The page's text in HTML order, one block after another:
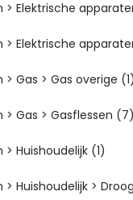
Elektrische
Elektrische
Gas > Gas overige (1)
Gas > Gasflessen (7)
Huishoudelijk (1)
Huishoudelijk >